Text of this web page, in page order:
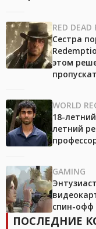
RED
Сестра
этом
WORLD
18-
летний
GAMING
спин-офф
ПОСЛЕДНИЕ